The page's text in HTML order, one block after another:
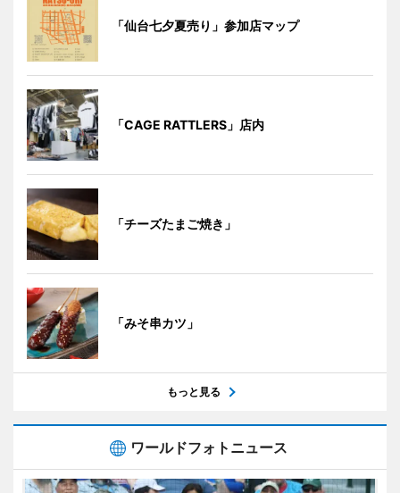
「仙台七夕夏売り」参加店マップ
「CAGE RATTLERS」店内
「チーズたまご焼き」
「みそ串カツ」
もっと見る
ワールドフォトニュース